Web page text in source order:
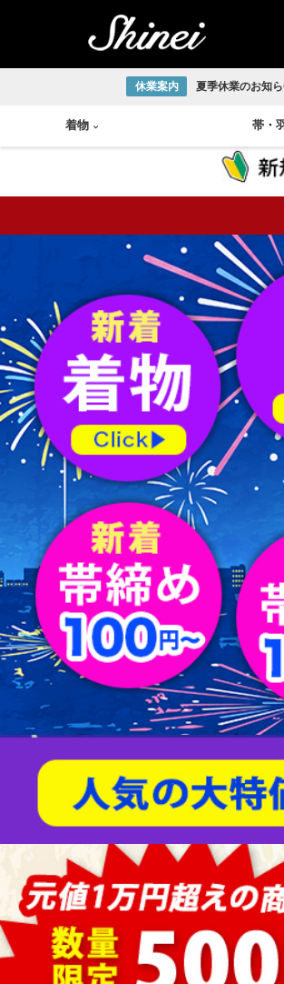
休業案内 夏季休業のお知
着物
小紋着物
色無地着物
浴衣
帯 ・
アンティーク半幅帯
アンティーク名古屋帯
新品/リサイクル半幅帯
新品/リサイクル名古屋帯
男物帯
帯締め
半衿
草履
バッグ 足
ショール
櫛・かんざし
アクセサリー
茶碗 火入
茶箱
花台
釜
炉釜
炉縁
屏風
水指
茶入
杓
菓子器
建水
炭道具
袱紗
琉球織物
大島紬
本場正藍泥染
節紬
綴れ
型染
相良刺繍
螺鈿